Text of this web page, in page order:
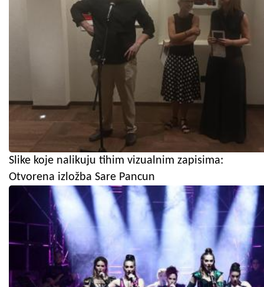
Slike koje nalikuju tihim vizualnim zapisima:
Otvorena izložba Sare Pancun